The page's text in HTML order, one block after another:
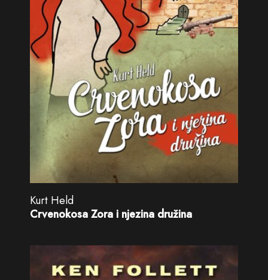
Kurt Held
Crvenokosa Zora i njezina družina